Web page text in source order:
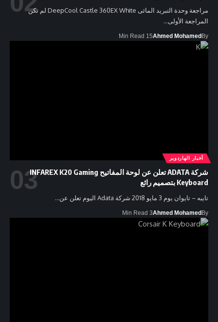
مراجعة وحدة التبريد المائى DeepCool Castle 360EX White لم تكن
المراجعة الأولى…
By
Ahmed Mohamed
15 Min Read
أخبار الهاردوير
شركة ADATA تعلن عن لوحة المفاتيح INFAREX K20 Gaming
Keyboard بتصميم رائع
تايبه – تايوان يوم 3 مايو 2018 شركة Adata اليوم تعلن عن…
By
Ahmed Mohamed
3 Min Read